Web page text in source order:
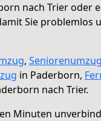
nach Trier oder
Sie problemlos
, Seniorenumzug
in Paderborn,
nach Trier.
Minuten